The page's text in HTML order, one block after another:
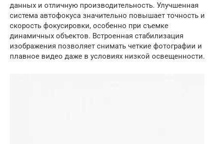
данных и отличную производительность. Улучшенная
система автофокуса значительно повышает точность и
скорость фокусировки, особенно при съемке
динамичных объектов. Встроенная стабилизация
изображения позволяет снимать четкие фотографии и
плавное видео даже в условиях низкой освещенности.